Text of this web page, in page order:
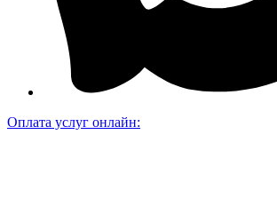
Оплата услуг онлайн: